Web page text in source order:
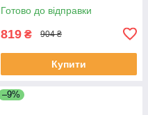
Готово до відправки
819 ₴ 904 ₴
Купити
–9%